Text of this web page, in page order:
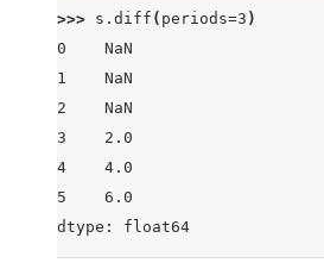
>>> s . diff ( periods=3 )
0    NaN
1    NaN
2    NaN
3    2.0
4    4.0
5    6.0
dtype: float64